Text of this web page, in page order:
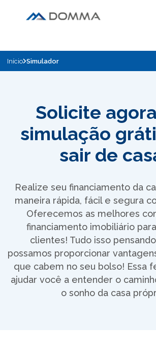
Início Simulador
Solicite
simulação
sair de
Realize seu financiamento da
maneira rápida, fácil e segura
Oferecemos as melhores
financiamento imobiliário
clientes! Tudo isso
possamos proporcionar
que cabem no seu bolso! Essa
ajudar você a entender o
o sonho da casa